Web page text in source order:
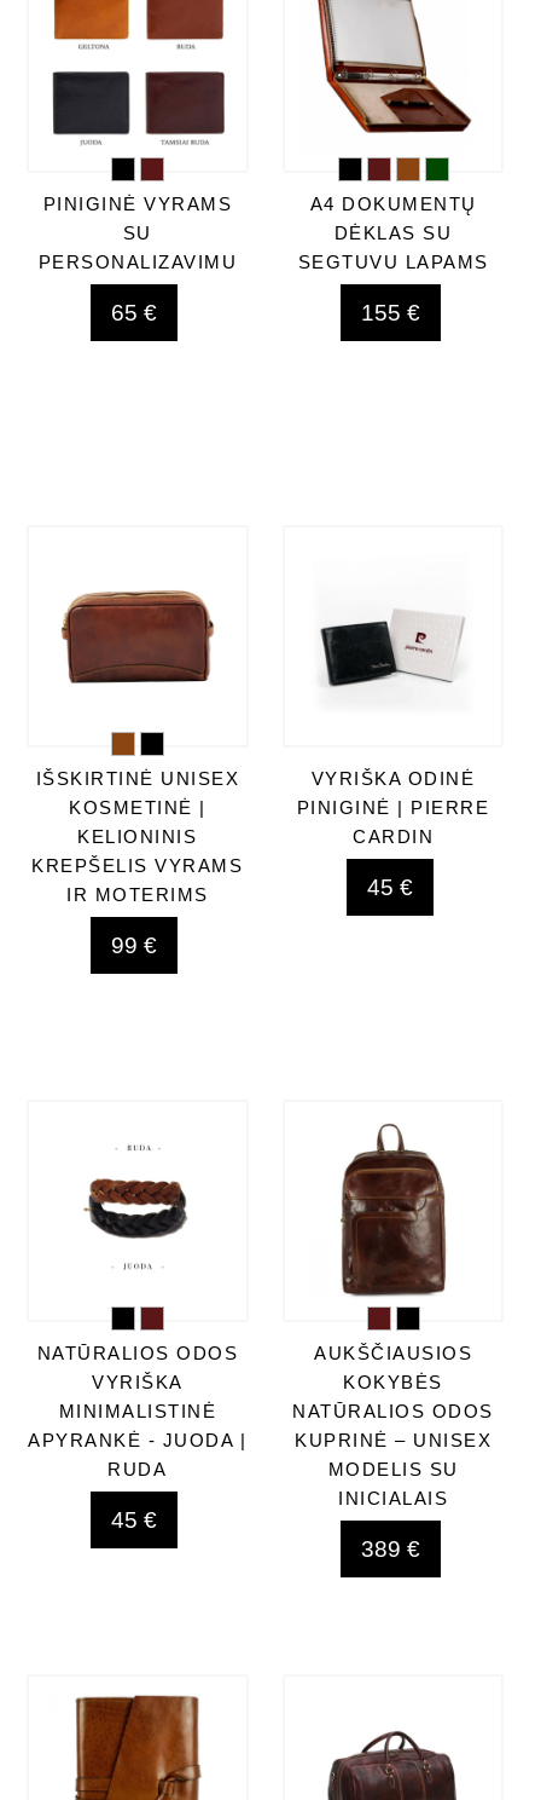
PINIGINĖ VYRAMS
SU
PERSONALIZAVIMU
65 €
A4 DOKUMENTŲ
DĖKLAS SU
SEGTUVU LAPAMS
155 €
IŠSKIRTINĖ UNISEX
KOSMETINĖ |
KELIONINIS
KREPŠELIS VYRAMS
IR MOTERIMS
99 €
VYRIŠKA ODINĖ
PINIGINĖ | PIERRE
CARDIN
45 €
NATŪRALIOS ODOS
VYRIŠKA
MINIMALISTINĖ
APYRANKĖ - JUODA |
RUDA
45 €
AUKŠČIAUSIOS
KOKYBĖS
NATŪRALIOS ODOS
KUPRINĖ – UNISEX
MODELIS SU
INICIALAIS
389 €